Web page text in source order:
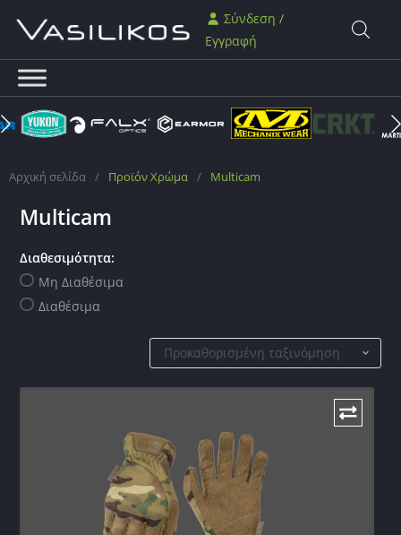
Σύνδεση /
Εγγραφή
Αρχική σελίδα / Προϊόν Χρώμα / Multicam
Multicam
Διαθεσιμότητα:
Μη Διαθέσιμα
Διαθέσιμα
Προκαθορισμένη ταξινόμηση